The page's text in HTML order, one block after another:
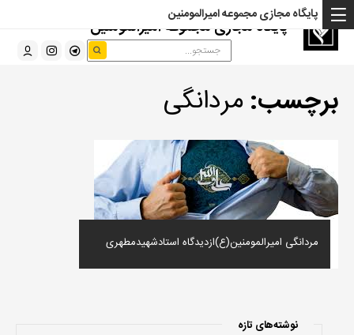
پایگاه مجازی مجموعه امیرالمومنین
پایگاه مجازی مجموعه امیرالمومنین
برچسب: مردانگی
مردانگی امیرالمومنین(ع)ازدیدگاه استادشهیدمطهری
نوشته‌های تازه